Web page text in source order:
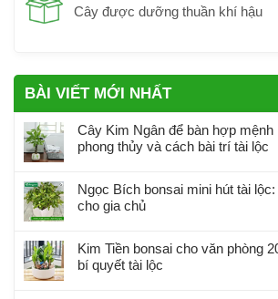
Cây được dưỡng thuần khí hậu
BÀI VIẾT MỚI NHẤT
Cây Kim Ngân để bàn hợp mệnh
phong thủy và cách bài trí tài lộc
Ngọc Bích bonsai mini hút tài
cho gia chủ
Kim Tiền bonsai cho văn phòng
bí quyết tài lộc